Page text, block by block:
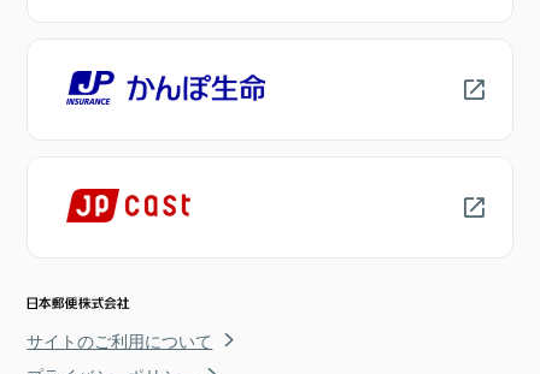
サイトのご利用について